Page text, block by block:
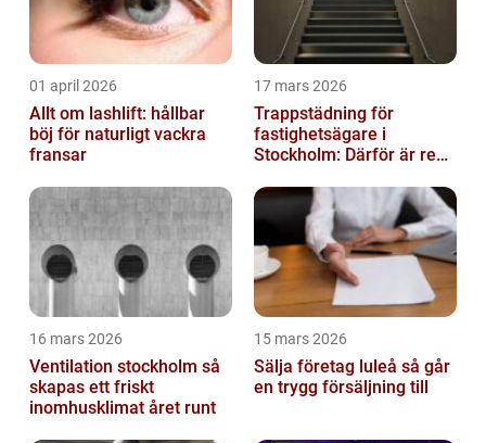
01 april 2026
Allt om lashlift: hållbar
böj för naturligt vackra
fransar
17 mars 2026
Trappstädning för
fastighetsägare i
Stockholm: Därför är rena
investering
16 mars 2026
Ventilation stockholm så
skapas ett friskt
inomhusklimat året runt
15 mars 2026
Sälja företag luleå så går
en trygg försäljning till